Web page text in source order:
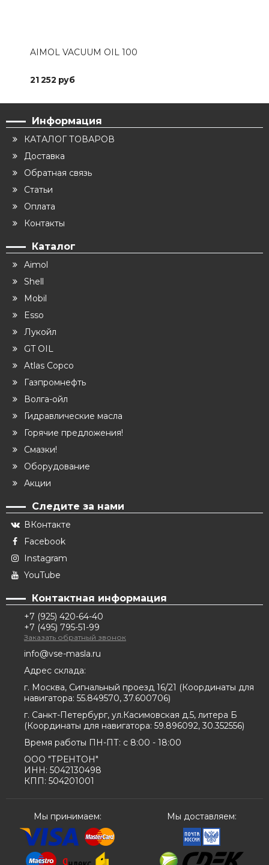
AIMOL VACUUM OIL 100
21 252 руб
Информация
КАТАЛОГ ТОВАРОВ
Доставка
Обратная связь
Статьи
Оплата
Контакты
Каталог
Aimol
Shell
Mobil
Esso
Лукойл
GT OIL
Atlas Copco
Газпромнефть
Волга-ойл
Гидравлические масла
Горячие предложения!
Смазки!
Оборудование
Акции
Следите за нами
ВКонтакте
Facebook
Instagram
YouTube
Контактная информация
+7 (925) 420-64-40
+7 (495) 795-51-99
Заказать обратный звонок
info@vse-masla.ru
Адрес склада:
г. Москва, Сигнальный проезд 16/21 (Координаты для
навигатора: 55.849570, 37.600706)
г. Санкт-Петербург, ул.Касимовская д.5, литера Б
(Координаты для навигатора: 59.896092, 30.352556)
Время работы ПН-ПТ: с 8:00 - 18:00
ООО "ТРЕНТОН"
ИНН: 5042130498
КПП: 504201001
Мы принимаем: Мы доставляем: